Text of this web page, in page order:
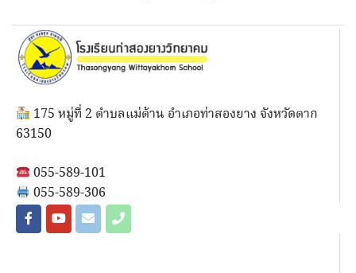
175 หมู่ที่ 2 ตำบลแม่ต้าน อำเภอท่าสองยาง จังหวัดตาก
63150
055-589-101
055-589-306